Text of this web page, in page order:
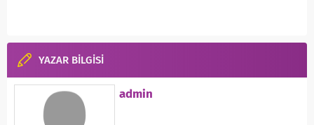
YAZAR BİLGİSİ
admin